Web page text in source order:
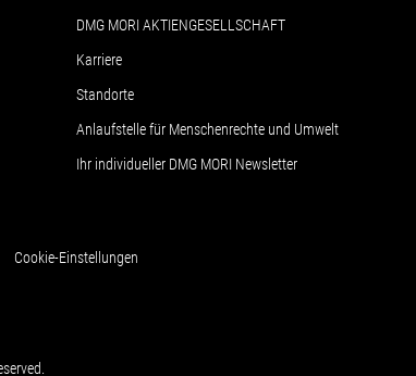
DMG MORI AKTIENGESELLSCHAFT
Karriere
Standorte
Anlaufstelle für Menschenrechte und Umwelt
Ihr individueller DMG MORI Newsletter
Cookie-Einstellungen